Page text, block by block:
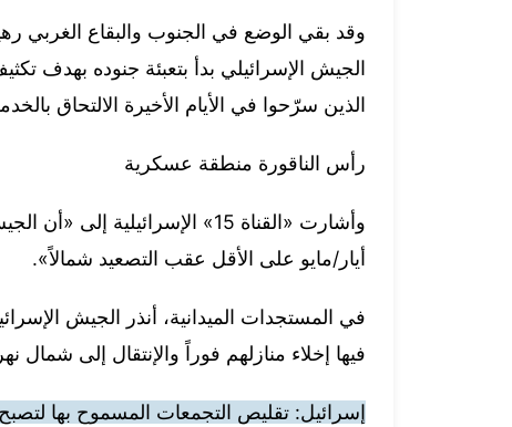
وقد بقي الوضع في الجنوب والبقاع الغربي
الجيش الإسرائيلي بدأ بتعبئة جنوده بهدف
الذين سرّحوا في الأيام الأخيرة الالتحاق
رأس الناقورة منطقة عسكرية
أيار/مايو على الأقل عقب التصعيد شمالاً».
في المستجدات الميدانية، أنذر الجيش
فيها إخلاء منازلهم فوراً والإنتقال إلى شمال
إسرائيل: تقليص التجمعات المسموح بها لتصبح 50 شخصاً في مناطق الجليل